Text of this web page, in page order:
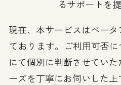
るサポートを
現在、本サービスはベー
ております。ご利用可否
にて個別に判断させてい
ーズを丁寧にお伺いした